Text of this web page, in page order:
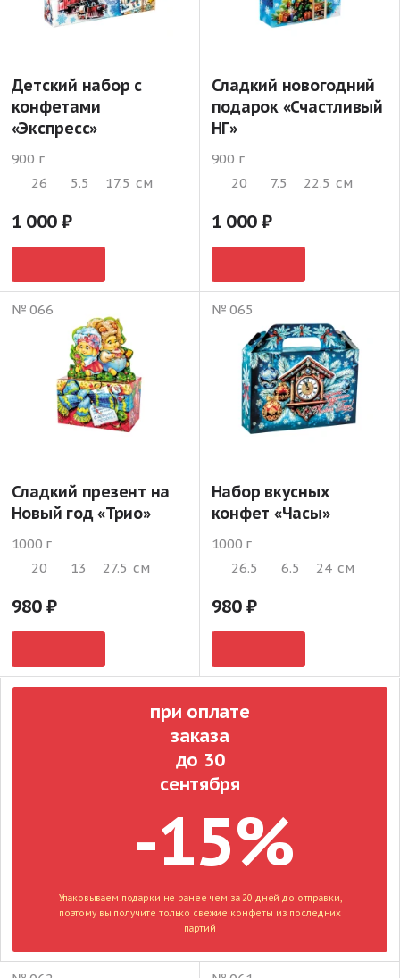
Детский набор с
конфетами
«Экспресс»
900 г
26
5.5 17.5 см
1 000
Сладкий новогодний
подарок «Счастливый
НГ»
900 г
20
7.5 22.5 см
1 000
№ 066
Сладкий презент на
Новый год «Трио»
1000 г
20
13 27.5 см
980
№ 065
Набор вкусных
конфет «Часы»
1000 г
26.5
6.5 24 см
980
-15%
при оплате
заказа
до 30
сентября
Упаковываем подарки не ранее чем за 20 дней до отправки,
поэтому вы получите только свежие конфеты из последних
партий